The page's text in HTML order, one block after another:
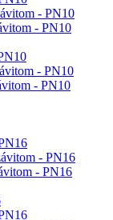
- PN10
- PN10
- PN10
- PN10
- PN16
- PN16